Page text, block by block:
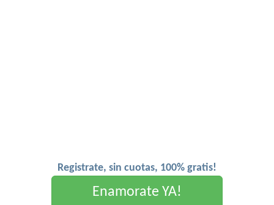
Registrate, sin cuotas, 100% gratis!
Enamorate YA!